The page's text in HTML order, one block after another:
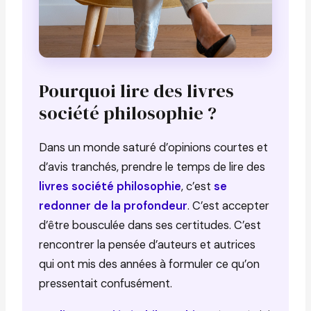
Pourquoi lire des livres
société philosophie ?
Dans un monde saturé d’opinions courtes et
d’avis tranchés, prendre le temps de lire des
livres société philosophie, c’est se
redonner de la profondeur. C’est accepter
d’être bousculée dans ses certitudes. C’est
rencontrer la pensée d’auteurs et autrices
qui ont mis des années à formuler ce qu’on
pressentait confusément.